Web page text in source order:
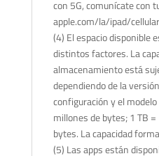
con 5G, comunícate con
apple.com/la/ipad/
(4) El espacio disponible
distintos factores. La
almacenamiento está
dependiendo de la
configuración y el
millones de bytes; 1 TB
bytes. La capacidad
(5) Las apps están